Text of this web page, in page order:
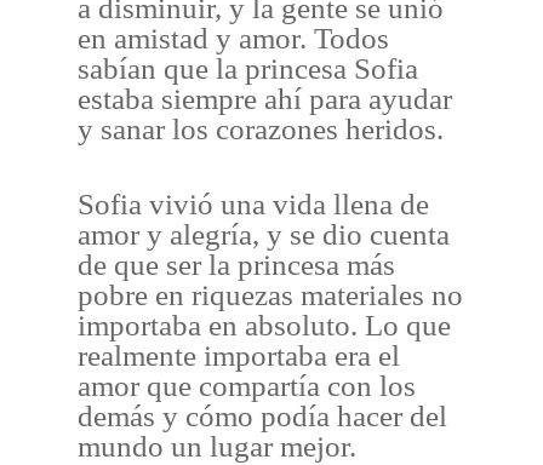
a disminuir, y la gente se unió
en amistad y amor. Todos
sabían que la princesa Sofia
estaba siempre ahí para ayudar
y sanar los corazones heridos.
Sofia vivió una vida llena de
amor y alegría, y se dio cuenta
de que ser la princesa más
pobre en riquezas materiales no
importaba en absoluto. Lo que
realmente importaba era el
amor que compartía con los
demás y cómo podía hacer del
mundo un lugar mejor.